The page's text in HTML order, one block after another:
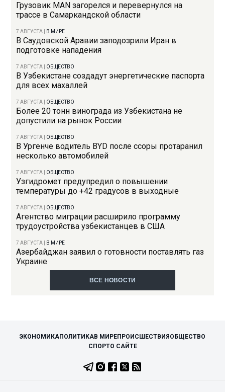
Грузовик MAN загорелся и перевернулся на
трассе в Самаркандской области
7 АВГУСТА В МИРЕ
В Саудовской Аравии заподозрили Иран в
подготовке нападения
7 АВГУСТА ОБЩЕСТВО
В Узбекистане создадут энергетические паспорта
для всех махаллей
7 АВГУСТА ОБЩЕСТВО
Более 20 тонн винограда из Узбекистана не
допустили на рынок России
7 АВГУСТА ОБЩЕСТВО
В Ургенче водитель BYD после ссоры протаранил
несколько автомобилей
7 АВГУСТА ОБЩЕСТВО
Узгидромет предупредил о повышении
температуры до +42 градусов в выходные
7 АВГУСТА ОБЩЕСТВО
Агентство миграции расширило программу
трудоустройства узбекистанцев в США
7 АВГУСТА В МИРЕ
Азербайджан заявил о готовности поставлять газ
Украине
ВСЕ НОВОСТИ
ЭКОНОМИКАПОЛИТИКАВ МИРЕПРОИСШЕСТВИЯ ОБЩЕСТВО
СПОРТО САЙТЕ